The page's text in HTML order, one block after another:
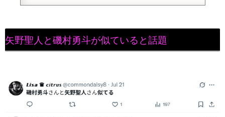
矢野聖人と磯村勇斗が似ていると話題